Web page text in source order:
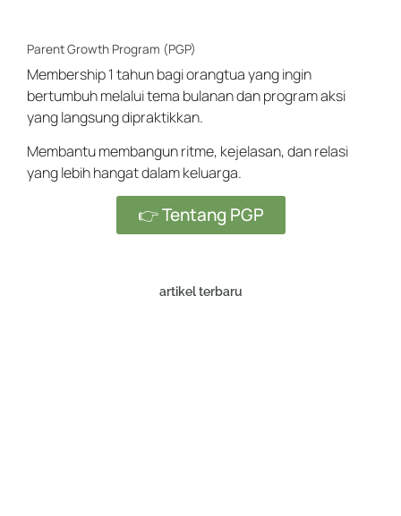
Parent Growth Program (PGP)
Membership 1 tahun bagi orangtua yang ingin
bertumbuh melalui tema bulanan dan program aksi
yang langsung dipraktikkan.
Membantu membangun ritme, kejelasan, dan relasi
yang lebih hangat dalam keluarga.
👉 Tentang PGP
artikel terbaru